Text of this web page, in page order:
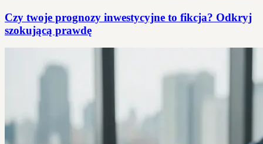
Czy twoje prognozy inwestycyjne to fikcja? Odkryj
szokującą prawdę